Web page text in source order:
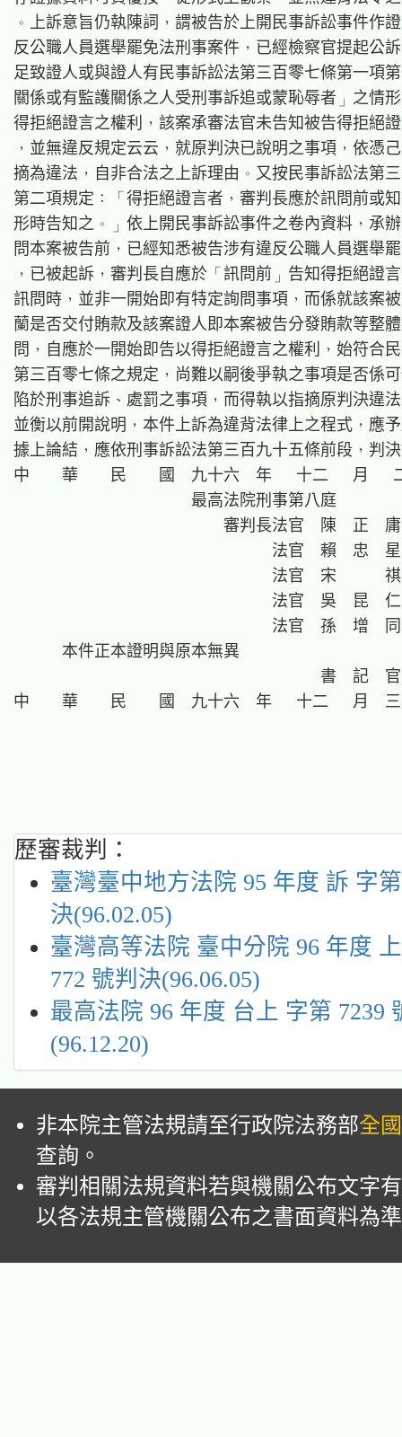
。上訴意旨仍執陳詞，謂被告於上開民事訴訟事件作
反公職人員選舉罷免法刑事案件，已經檢察官提起公
足致證人或與證人有民事訴訟法第三百零七條第一項
關係或有監護關係之人受刑事訴追或蒙恥辱者」之情
得拒絕證言之權利，該案承審法官未告知被告得拒絕
，並無違反規定云云，就原判決已說明之事項，依憑
摘為違法，自非合法之上訴理由。又按民事訴訟法第
第二項規定：「得拒絕證言者，審判長應於訊問前或
形時告知之。」依上開民事訴訟事件之卷內資料，承
問本案被告前，已經知悉被告涉有違反公職人員選舉
，已被起訴，審判長自應於「訊問前」告知得拒絕證
訊問時，並非一開始即有特定詢問事項，而係就該案
蘭是否交付賄款及該案證人即本案被告分發賄款等整
問，自應於一開始即告以得拒絕證言之權利，始符合
第三百零七條之規定，尚難以嗣後爭執之事項是否係
陷於刑事追訴、處罰之事項，而得執以指摘原判決違
並衡以前開說明，本件上訴為違背法律上之程式，應
據上論結，應依刑事訴訟法第三百九十五條前段，判
中　　華　　民　　國　九十六　年　 十二 　月　
                      最高法院刑事第八庭
                          審判長法官  陳　正　庸
                                法官  賴　忠　星
                                法官  宋　　　祺
                                法官  吳　昆　仁
                                法官  孫　增　同
      本件正本證明與原本無異
                                      書  記  官
中　　華　　民　　國　九十六　年　 十二 　月　
歷審裁判：
臺灣臺中地方法院 95 年度 訴 字
決(96.02.05)
臺灣高等法院 臺中分院 96 年度
772 號判決(96.06.05)
最高法院 96 年度 台上 字第 7239
(96.12.20)
非本院主管法規請至行政院法務部全
查詢。
審判相關法規資料若與機關公布文字
以各法規主管機關公布之書面資料為